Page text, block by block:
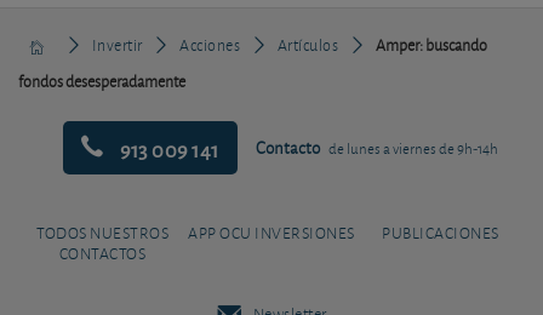
Invertir Acciones Artículos
Amper: buscando
fondos desesperadamente
913 009 141 Contacto de lunes a viernes de 9h-14h
TODOS NUESTROS
CONTACTOS
APP OCU INVERSIONES PUBLICACIONES